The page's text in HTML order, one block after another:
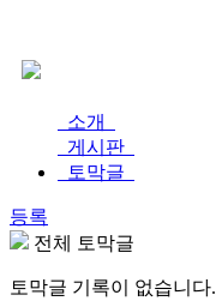
소개
게시판
토막글
등록
전체 토막글
토막글 기록이 없습니다.